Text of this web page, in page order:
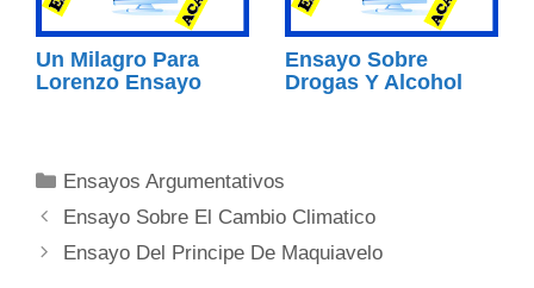
Un Milagro Para
Lorenzo Ensayo
Ensayo Sobre
Drogas Y Alcohol
Categorías
Ensayos Argumentativos
Ensayo Sobre El Cambio Climatico
Ensayo Del Principe De Maquiavelo